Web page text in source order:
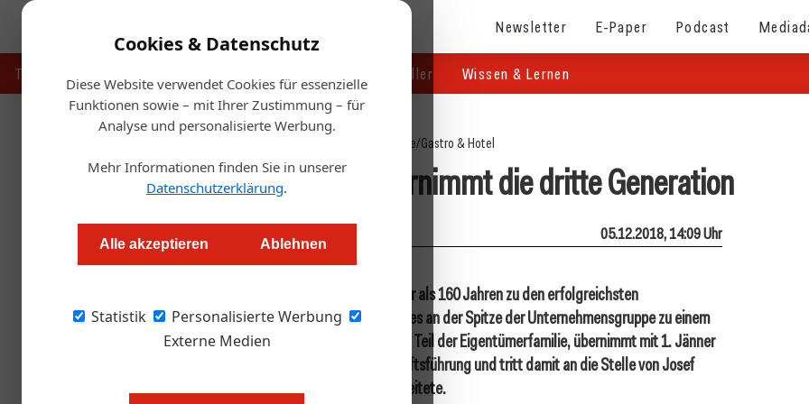
Cookies & Datenschutz
Diese Website verwendet Cookies für essenzielle
Funktionen sowie – mit Ihrer Zustimmung – für
Analyse und personalisierte Werbung.
Mehr Informationen finden Sie in unserer
Datenschutzerklärung.
Alle akzeptieren Ablehnen
Statistik
Personalisierte Werbung
Externe Medien
Newsletter E-Paper Podcast
Touristik Handel & Hersteller Wissen & Lernen
Startseite/Gastro & Hotel
Personalie: Bei Spitz übernimmt die dritte Generation
Redaktion 05.12.2018, 14:09 Uhr
Der Lebensmittelhersteller Spitz zählt seit mehr als 160 Jahren zu den erfolgreichsten
Familienunternehmen Österreichs. Nun kommt es an der Spitze der Unternehmensgruppe zu einem
Wechsel. Walter Scherb jun., Unternehmer und Teil der Eigentümerfamilie, übernimmt mit 1. Jänner
2019 die Position des Vorsitzenden der Geschäftsführung und tritt damit an die Stelle von Josef
Mayer, der das Unternehmen zehn Jahre lang leitete.